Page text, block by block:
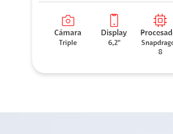
Cámara
Triple
Display
6,2"
8